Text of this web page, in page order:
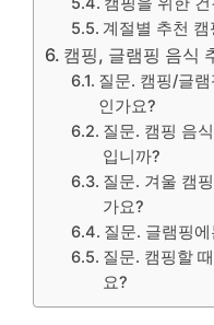
계절별 추천
캠핑, 글램핑 음식
질문. 캠핑/글
인가요?
질문. 캠핑 음
입니까?
질문. 겨울 캠
가요?
질문. 글램핑
질문. 캠핑할
요?